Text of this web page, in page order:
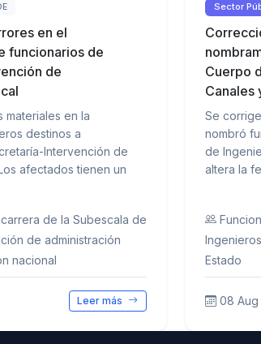
en el
funcionarios de
de
en la
destinos a
Intervención de
afectados tienen un
de la Subescala de
de administración
nacional
Leer más
Sector
Cuerpo
Canales
Se
nombró
de
altera la
Estado
08 Aug